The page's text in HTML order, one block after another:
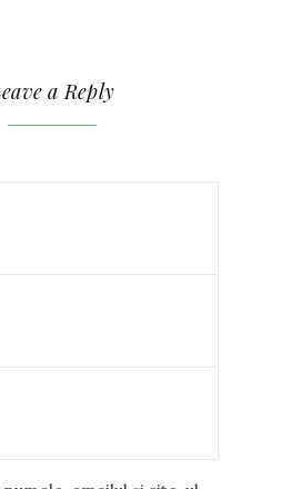
a Reply